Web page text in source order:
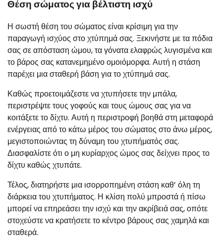
Θέση σώματος για βέλτιστη ισχύ
Η σωστή θέση του σώματος είναι κρίσιμη για την
παραγωγή ισχύος στο χτύπημά σας. Ξεκινήστε με τα πόδια
σας σε απόσταση ώμου, τα γόνατα ελαφρώς λυγισμένα και
το βάρος σας κατανεμημένο ομοιόμορφα. Αυτή η στάση
παρέχει μια σταθερή βάση για το χτύπημά σας.
Καθώς προετοιμάζεστε να χτυπήσετε την μπάλα,
περιστρέψτε τους γοφούς και τους ώμους σας για να
κοιτάξετε το δίχτυ. Αυτή η περιστροφή βοηθά στη μεταφορά
ενέργειας από το κάτω μέρος του σώματος στο άνω μέρος,
μεγιστοποιώντας τη δύναμη του χτυπήματός σας.
Διασφαλίστε ότι ο μη κυρίαρχος ώμος σας δείχνει προς το
δίχτυ καθώς χτυπάτε.
Τέλος, διατηρήστε μια ισορροπημένη στάση καθ’ όλη τη
διάρκεια του χτυπήματος. Η κλίση πολύ μπροστά ή πίσω
μπορεί να επηρεάσει την ισχύ και την ακρίβειά σας, οπότε
στοχεύστε να κρατήσετε το κέντρο βάρους σας χαμηλά και
σταθερά.